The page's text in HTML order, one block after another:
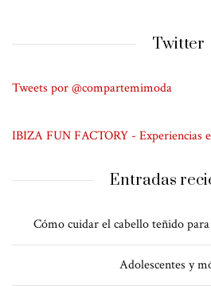
Twitter
Tweets por @compartemimoda
IBIZA FUN FACTORY - Experiencias
Entradas
Cómo cuidar el cabello teñido
Adolescentes y